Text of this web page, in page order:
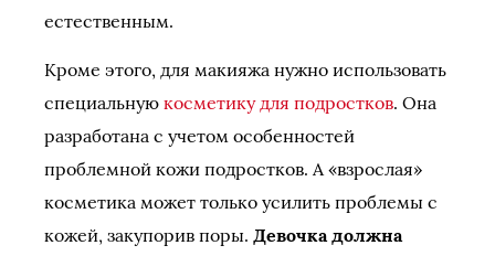
естественным.
Кроме этого, для макияжа нужно использовать
специальную косметику для подростков. Она
разработана с учетом особенностей
проблемной кожи подростков. А «взрослая»
косметика может только усилить проблемы с
кожей, закупорив поры. Девочка должна